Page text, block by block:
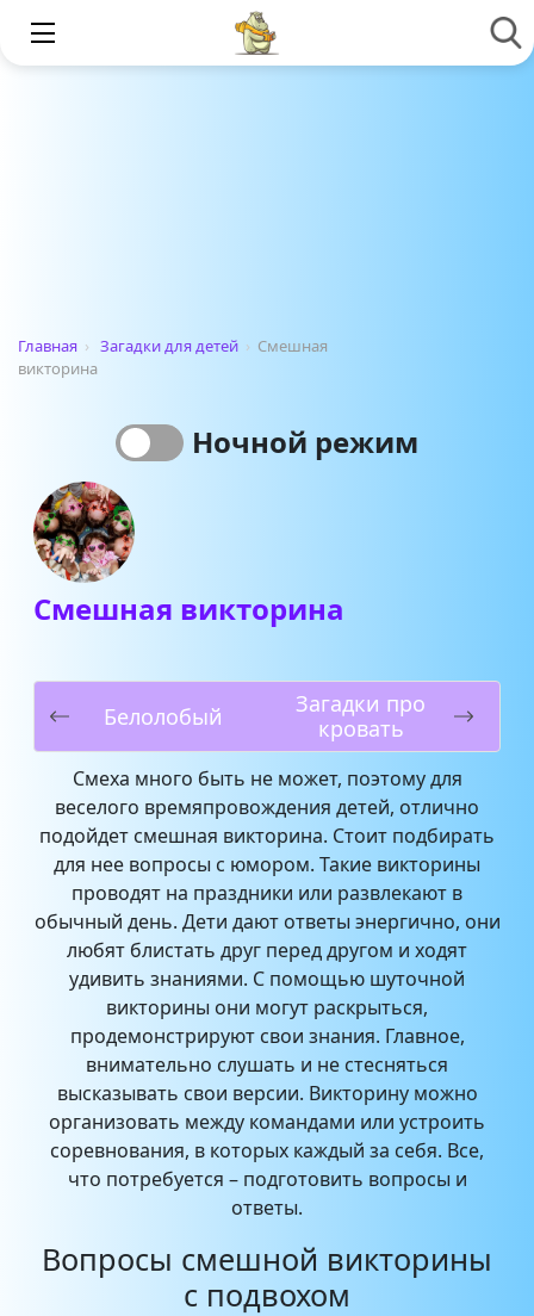
Главная › Загадки для детей › Смешная
викторина
Ночной режим
Смешная викторина
Белолобый
Загадки про
кровать
Смеха много быть не может, поэтому для
веселого времяпровождения детей, отлично
подойдет смешная викторина. Стоит подбирать
для нее вопросы с юмором. Такие викторины
проводят на праздники или развлекают в
обычный день. Дети дают ответы энергично, они
любят блистать друг перед другом и ходят
удивить знаниями. С помощью шуточной
викторины они могут раскрыться,
продемонстрируют свои знания. Главное,
внимательно слушать и не стесняться
высказывать свои версии. Викторину можно
организовать между командами или устроить
соревнования, в которых каждый за себя. Все,
что потребуется – подготовить вопросы и
ответы.
Вопросы смешной викторины
с подвохом